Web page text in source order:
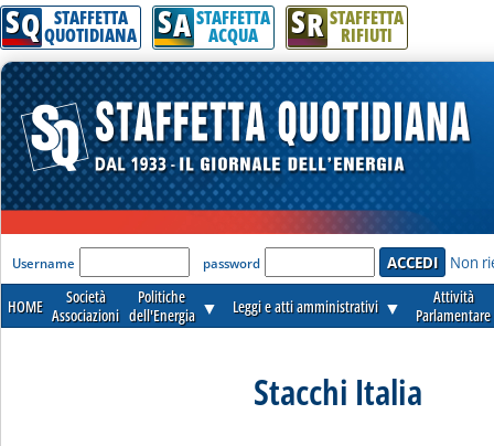
SQ STAFFETTA
QUOTIDIANA SA STAFFETTA
ACQUA SR STAFFETTA
RIFIUTI
'Modulo Login per accedere'
Username password Non
HOME
Società
Associazioni
Politiche
dell'Energia ▼ Leggi e atti amministrativi ▼
Attività
Parlamentare
Stacchi Italia